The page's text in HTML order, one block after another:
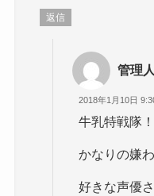
返信
管理人
2018年1月10日
牛乳特戦隊
かなりの嫌
好きな声優